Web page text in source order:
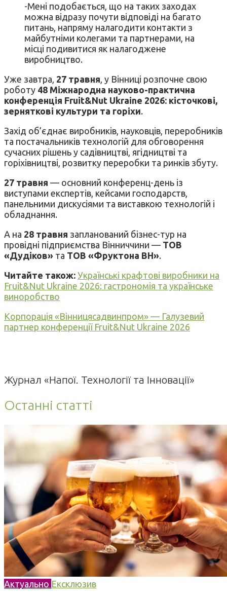
-Мені подобається, що на таких заходах
можна відразу почути відповіді на багато
питань, напряму налагодити контакти з
майбутніми колегами та партнерами, на
місці подивитися як налагоджене
виробництво.
Уже завтра, 27 травня , у Вінниці розпочне свою
роботу 48 Міжнародна науково-практична
конференція Fruit&Nut Ukraine 2026: кісточкові,
зерняткові культури та горіхи.
Захід об’єднає виробників, науковців, переробників
та постачальників технологій для обговорення
сучасних рішень у садівництві, ягідництві та
горіхівництві, розвитку переробки та ринків збуту.
27 травня — основний конференц-день із
виступами експертів, кейсами господарств,
панельними дискусіями та виставкою технологій і
обладнання.
А на 28 травня запланований бізнес-тур на
провідні підприємства Вінниччини — ТОВ
«Дудіков» та ТОВ «Фруктона ВН».
Читайте також: Українські крафтові виробники на
Fruit&Nut Ukraine 2026: гастрономія та українське
виноробство
Корпорація «Вінницясадвинпром» — Галузевий
партнер конференції Fruit&Nut Ukraine 2026
Журнал «Напої. Технології та Інновації»
Останні статті
Актуально Ексклюзив